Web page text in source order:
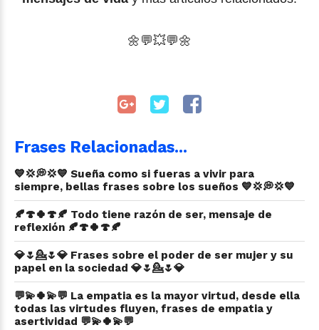
🌼 💬💥💬🌼
Frases Relacionadas...
💙💢💭💢💙 Sueña como si fueras a vivir para
siempre, bellas frases sobre los sueños 💙💢💭💢💙
🍂🍄🍀🍄🍂 Todo tiene razón de ser, mensaje de
reflexión 🍂🍄🍀🍄🍂
💎🌷💁🌷💎 Frases sobre el poder de ser mujer y su
papel en la sociedad 💎🌷💁🌷💎
💬💫🍀💫💬 La empatia es la mayor virtud, desde ella
todas las virtudes fluyen, frases de empatia y
asertividad 💬💫🍀💫💬